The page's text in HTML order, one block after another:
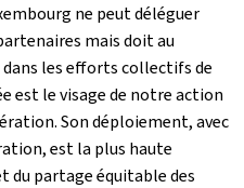
ne peut déléguer
mais doit au
les efforts collectifs de
est le visage de notre action
Son déploiement, avec
est la plus haute
du partage équitable des